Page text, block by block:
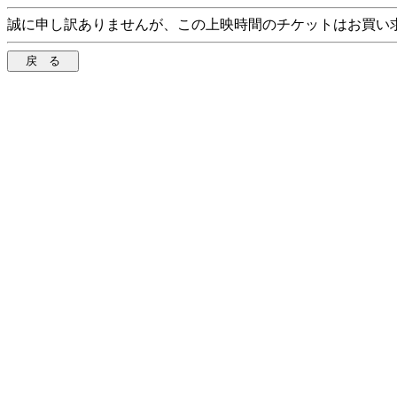
誠に申し訳ありませんが、この上映時間のチケットはお買い